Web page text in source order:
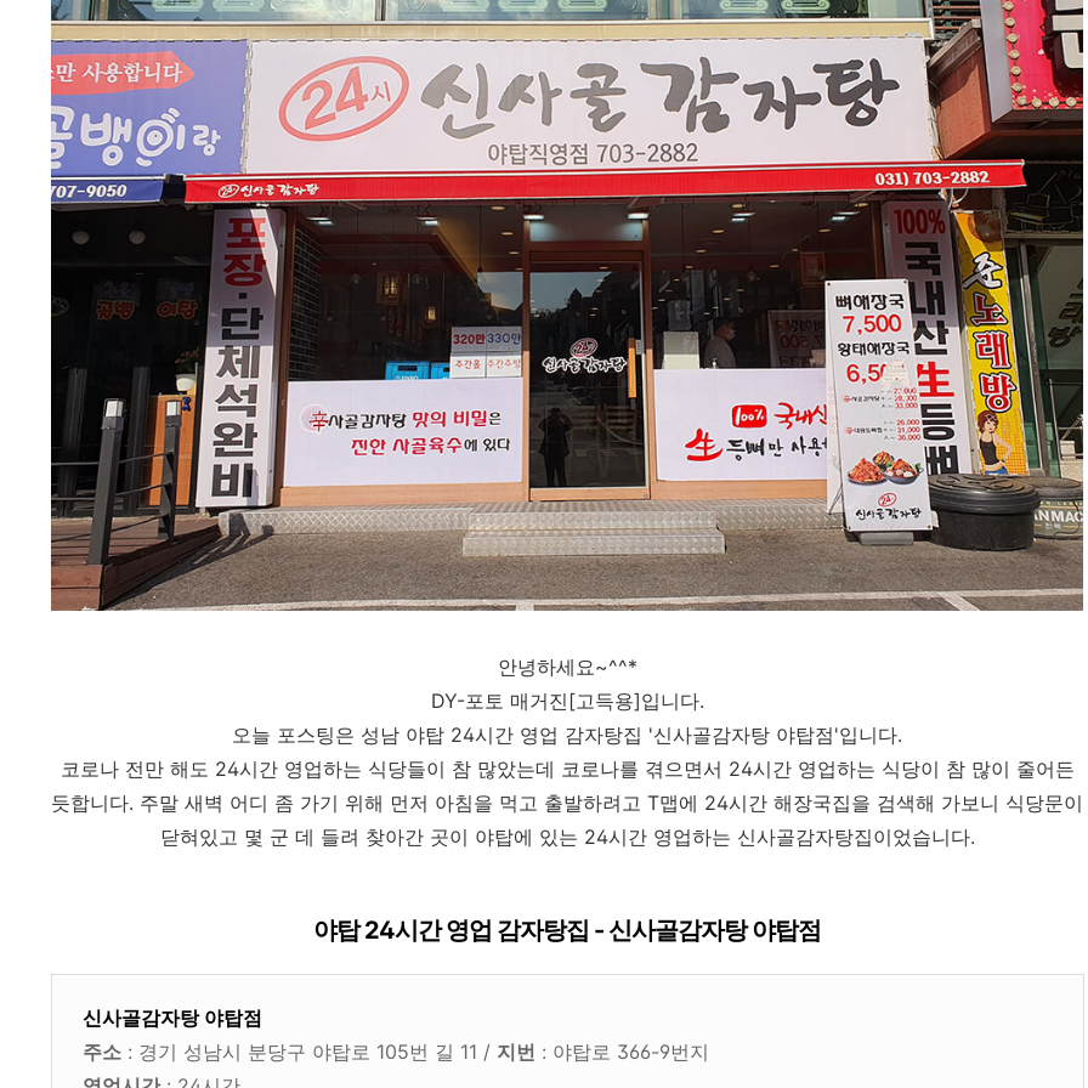
안녕하세요~^^*
DY-포토 매거진[고득용]입니다.
오늘 포스팅은 성남 야탑 24시간 영업 감자탕집 '신사골감자탕 야탑점'입니다.
코로나 전만 해도 24시간 영업하는 식당들이 참 많았는데 코로나를 겪으면서 24시간 영업하는 식당이 참 많이 줄어든
듯합니다. 주말 새벽 어디 좀 가기 위해 먼저 아침을 먹고 출발하려고 T맵에 24시간 해장국집을 검색해 가보니 식당문이
닫혀있고 몇 군 데 들려 찾아간 곳이 야탑에 있는 24시간 영업하는 신사골감자탕집이었습니다.
야탑 24시간 영업 감자탕집 - 신사골감자탕 야탑점
신사골감자탕 야탑점
주소 : 경기 성남시 분당구 야탑로 105번 길 11 / 지번 : 야탑로 366-9번지